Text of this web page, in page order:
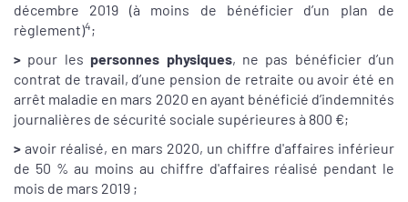
décembre 2019 (à moins de bénéficier d’un plan de
règlement)4;
> pour les personnes physiques, ne pas bénéficier d’un
contrat de travail, d’une pension de retraite ou avoir été en
arrêt maladie en mars 2020 en ayant bénéficié d’indemnités
journalières de sécurité sociale supérieures à 800 €;
> avoir réalisé, en mars 2020, un chiffre d'affaires inférieur
de 50 % au moins au chiffre d'affaires réalisé pendant le
mois de mars 2019 ;